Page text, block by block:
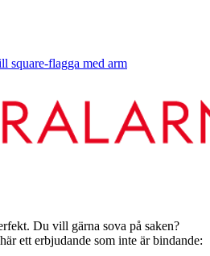
square-flagga med arm
Du vill gärna sova på saken?
ett erbjudande som inte är bindande: